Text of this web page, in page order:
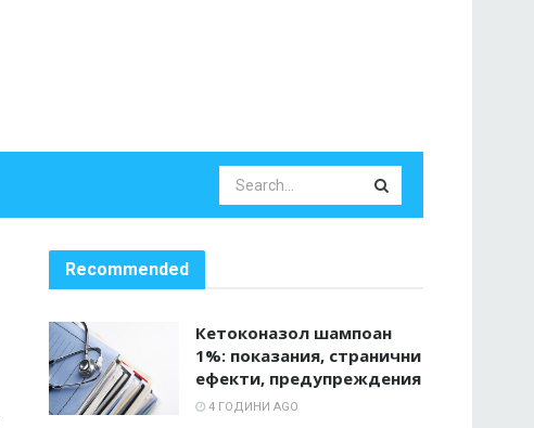
Recommended
Кетоконазол шампоан
1%: показания, странични
ефекти, предупреждения
4 ГОДИНИ AGO